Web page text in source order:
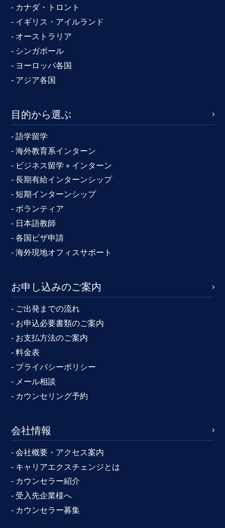
- カナダ・トロント
- イギリス・アイルランド
- オーストラリア
- シンガポール
- ヨーロッパ各国
- アジア各国
目的から選ぶ
- 語学留学
- 海外教育系インターン
- ビジネス留学＋インターン
- 長期有給インターンシップ
- 短期インターンシップ
- ボランティア
- 日本語教師
- 各国ビザ申請
- 海外現地オフィスサポート
お申し込みのご案内
- ご出発までの流れ
- お申込必要書類のご案内
- お支払方法のご案内
- 料金表
- プライバシーポリシー
- メール相談
- カウンセリング予約
会社情報
- 会社概要・アクセス案内
- キャリアエクスチェンジとは
- カウンセラー紹介
- 受入先企業様へ
- カウンセラー募集